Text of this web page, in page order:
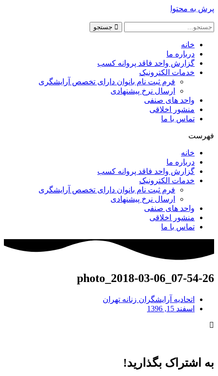
پرش به محتوا
جستجو
خانه
درباره ما
گزارش واحد فاقد پروانه کسب
خدمات الکترونیک
فرم ثبت نام بانوان دارای تخصص آرایشگری
ارسال نرخ پیشنهادی
واحد های صنفی
منشور اخلاقی
تماس با ما
فهرست
خانه
درباره ما
گزارش واحد فاقد پروانه کسب
خدمات الکترونیک
فرم ثبت نام بانوان دارای تخصص آرایشگری
ارسال نرخ پیشنهادی
واحد های صنفی
منشور اخلاقی
تماس با ما
photo_2018-03-06_07-54-26
اتحادیه آرایشگران زنانه تهران
اسفند 15, 1396
به اشتراک بگذارید!